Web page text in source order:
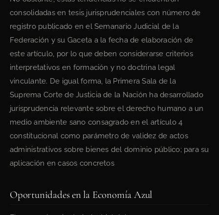
consolidadas en tesis jurisprudenciales con número de
registro publicado en el Semanario Judicial de la
Federación y su Gaceta a la fecha de elaboración de
este artículo, por lo que deben considerarse criterios
interpretativos en formación y no doctrina legal
vinculante. De igual forma, la Primera Sala de la
Suprema Corte de Justicia de la Nación ha desarrollado
jurisprudencia relevante sobre el derecho humano a un
medio ambiente sano consagrado en el artículo 4
constitucional como parámetro de validez de actos
administrativos sobre bienes del dominio público; para su
aplicación en casos concretos
Oportunidades en la Economía Azul